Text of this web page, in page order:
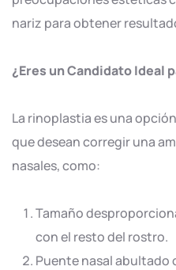
nariz para obtener
¿Eres un Candidato Ideal
La rinoplastia es una
que desean corregir una
nasales, como:
Tamaño
con el resto del rostro.
Puente nasal abultado